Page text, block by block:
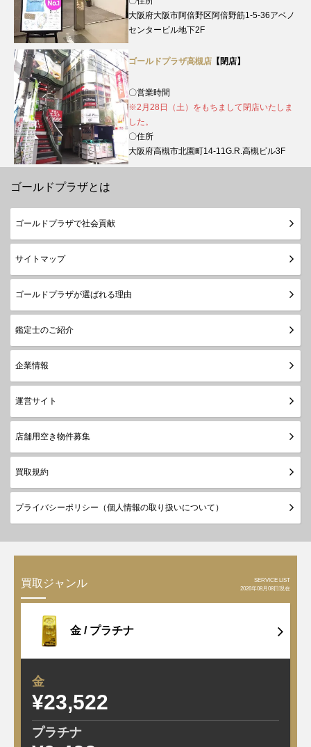
大阪府大阪市阿倍野区阿倍野筋1-5-36アベノ
センタービル地下2F
ゴールドプラザ高槻店 【閉店】
〇営業時間
※2月28日（土）をもちまして閉店いたしま
した。
〇住所
大阪府高槻市北園町14-11G.R.高槻ビル3F
ゴールドプラザとは
ゴールドプラザで社会貢献
サイトマップ
ゴールドプラザが選ばれる理由
鑑定士のご紹介
企業情報
運営サイト
店舗用空き物件募集
買取規約
プライバシーポリシー（個人情報の取り扱いについて）
買取ジャンル
SERVICE LIST
2026年08月08日現在
金 / プラチナ
金
¥23,522
プラチナ